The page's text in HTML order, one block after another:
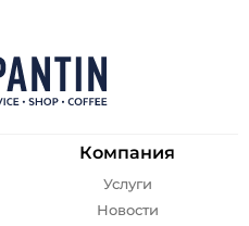
Компания
Услуги
Новости